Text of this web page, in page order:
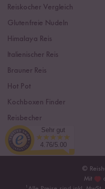
Reiskocher Vergleich
Glutenfreie Nudeln
Himalaya Reis
Italienischer Reis
Brauner Reis
Hot Pot
Kochboxen Finder
Reisbecher
Sushi Einsteiger Box
©
Mit
Sehr gut
4.76/5.00